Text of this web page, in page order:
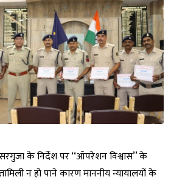
के निर्देश पर ‘‘ऑपरेशन विश्वास’’ के
न हो पाने कारण माननीय न्यायालयों के